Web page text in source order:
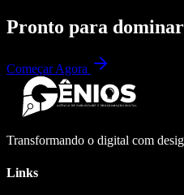
Pronto para dominar
Começar Agora
Transformando o digital com
Links